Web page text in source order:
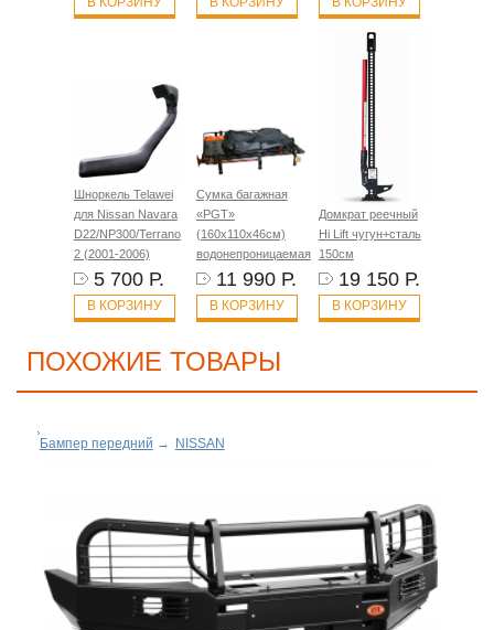
Шноркель Telawei
для Nissan Navara
D22/NP300/Terrano
2 (2001-2006)
5 700 Р.
В КОРЗИНУ
Сумка багажная
«PGT»
(160х110х46см)
водонепроницаемая
11 990 Р.
В КОРЗИНУ
Домкрат реечный
Hi Lift чугун+сталь
150см
19 150 Р.
В КОРЗИНУ
ПОХОЖИЕ ТОВАРЫ
Бампер передний → NISSAN